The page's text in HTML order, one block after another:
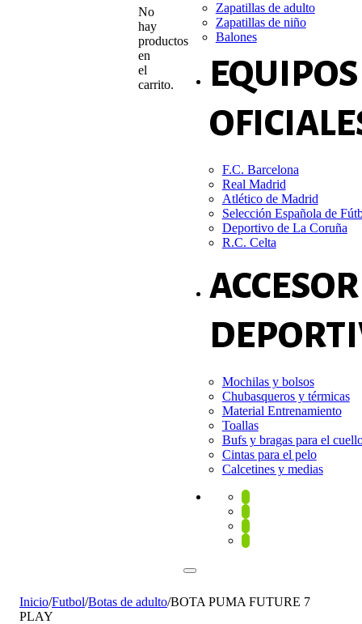
No
hay
productos
en
el
carrito.
Zapatillas de adulto
Zapatillas de niño
Balones
EQUIPOS
F.C. Barcelona
Real Madrid
Atlético de Madrid
Selección Española de
Deportivo de La Coruña
R.C. Celta
Mochilas y bolsos
Chubasqueros y térmicas
Material Entrenamiento
Toallas
Bufs y bragas para el
Cintas para el pelo
Calcetines y medias
Inicio/Futbol/Botas de adulto/BOTA PUMA FUTURE 7
PLAY